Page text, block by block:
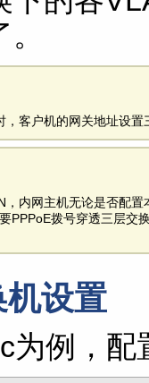
，客户机的网关地址设
，内网主机无论是否配
PPPoE拨号穿透三层交
设置
为例，配